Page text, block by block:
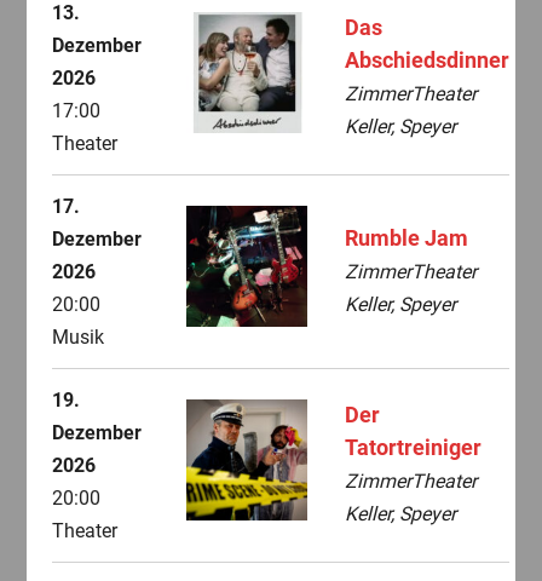
13.
Dezember
2026
17:00
Theater
Das
Abschiedsdinner
ZimmerTheater
Keller, Speyer
17.
Dezember
2026
20:00
Musik
Rumble Jam
ZimmerTheater
Keller, Speyer
19.
Dezember
2026
20:00
Theater
Der
Tatortreiniger
ZimmerTheater
Keller, Speyer